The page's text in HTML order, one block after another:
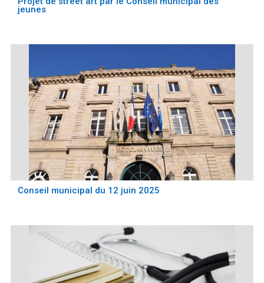
jeunes
Conseil municipal du 12 juin 2025